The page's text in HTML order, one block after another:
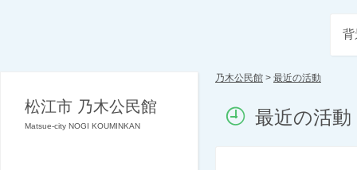
松江市 乃木公民館
Matsue-city NOGI KOUMINKAN
背
乃木公民館 > 最近の活動
最近の活動